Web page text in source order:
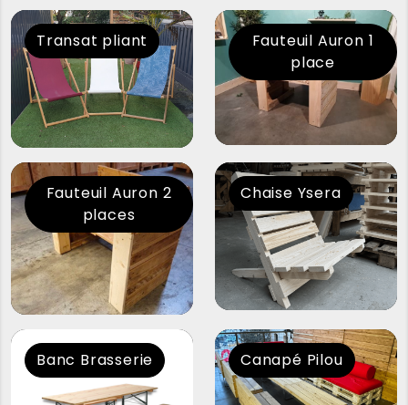
Transat pliant
Fauteuil Auron 1
place
Fauteuil Auron 2
places
Chaise Ysera
Banc Brasserie Canapé Pilou